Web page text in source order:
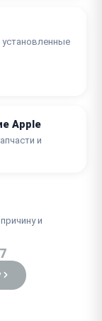
установленные
Apple
и
и